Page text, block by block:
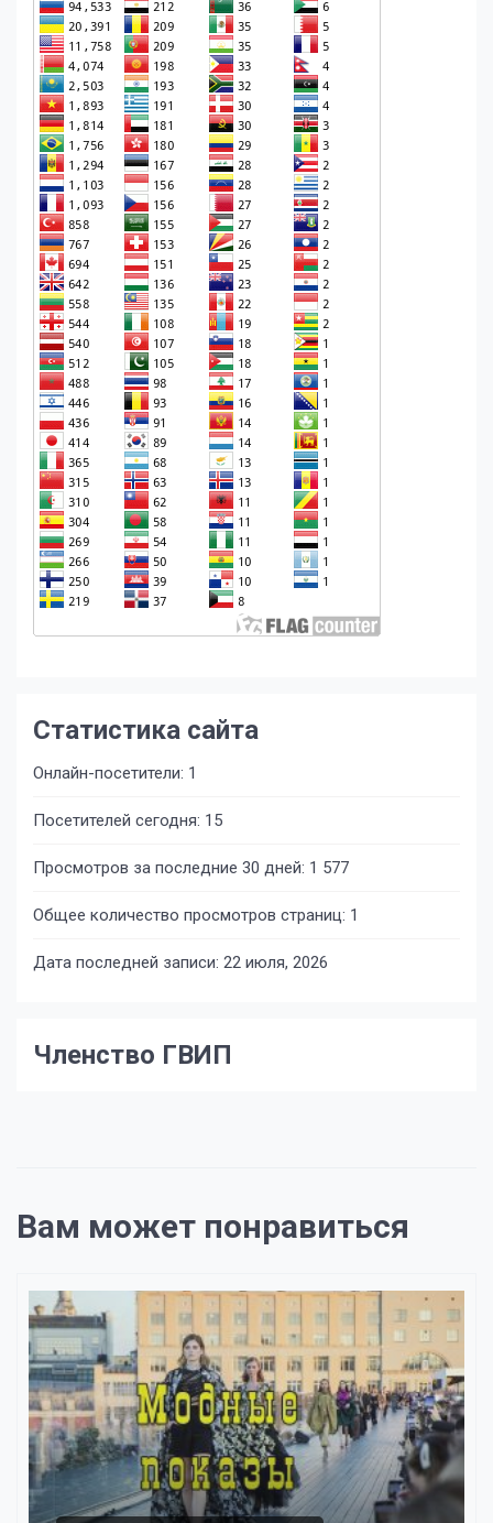
Статистика сайта
Онлайн-посетители: 1
Посетителей сегодня: 15
Просмотров за последние 30 дней: 1 577
Общее количество просмотров страниц: 1
Дата последней записи: 22 июля, 2026
Членство ГВИП
Вам может понравиться